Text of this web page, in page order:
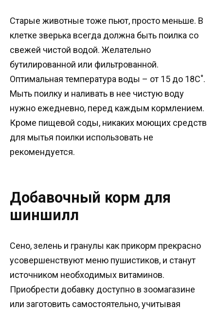
Старые животные тоже пьют, просто меньше. В
клетке зверька всегда должна быть поилка со
свежей чистой водой. Желательно
бутилированной или фильтрованной.
Оптимальная температура воды – от 15 до 18C˚.
Мыть поилку и наливать в нее чистую воду
нужно ежедневно, перед каждым кормлением.
Кроме пищевой соды, никаких моющих средств
для мытья поилки использовать не
рекомендуется.
Добавочный корм для
шиншилл
Сено, зелень и гранулы как прикорм прекрасно
усовершенствуют меню пушистиков, и станут
источником необходимых витаминов.
Приобрести добавку доступно в зоомагазине
или заготовить самостоятельно, учитывая